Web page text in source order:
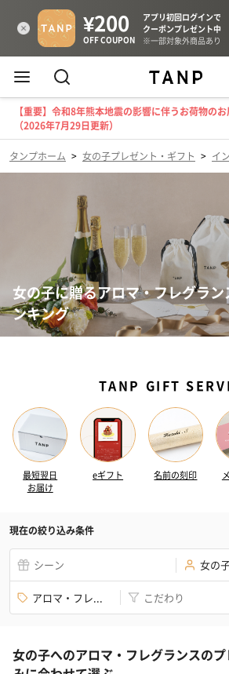
【重要】令和8年熊本地震の影響に伴うお荷物の
（2026年7月29日更新）
タンプホーム > 女の子プレゼント・ギフト > イ
女の子に贈るアロマ・フレグラ
ンキング
TANP GIFT
最短翌日
お届け
eギフト 名前の刻印
現在の絞り込み条件
シーン 女の
アロマ・フレ... こだわり
女の子へのアロマ・フレグランスの